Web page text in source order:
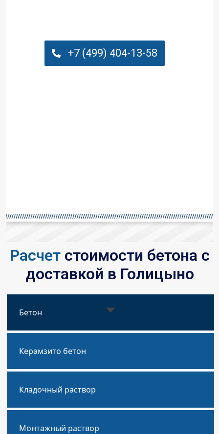
доставкой с завода
+7 (499) 404-13-58
Расчет стоимости бетона с
доставкой в Голицыно
Бетон
Керамзито бетон
Кладочный раствор
Монтажный раствор